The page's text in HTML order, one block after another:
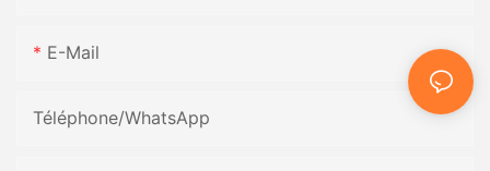
E-Mail
Téléphone/WhatsApp